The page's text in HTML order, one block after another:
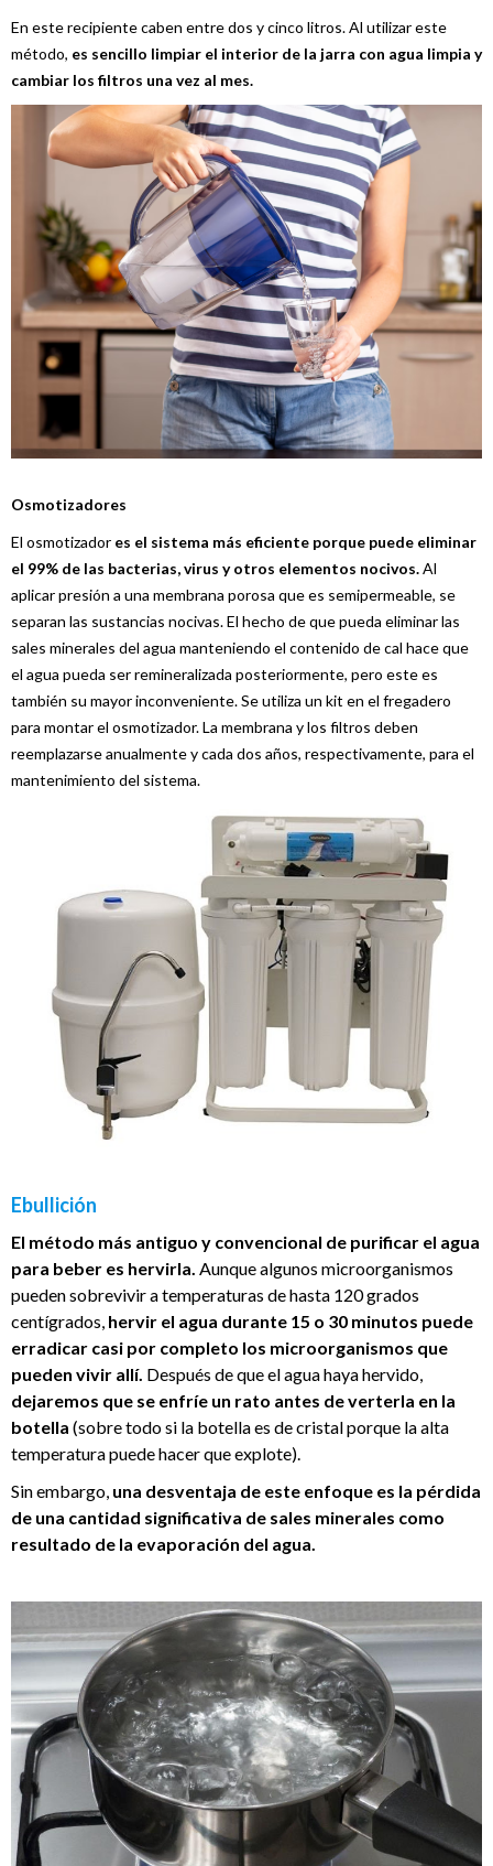
En este recipiente caben entre dos y cinco litros. Al utilizar este
método, es sencillo limpiar el interior de la jarra con agua limpia y
cambiar los filtros una vez al mes.
Osmotizadores
El osmotizador es el sistema más eficiente porque puede eliminar
el 99% de las bacterias, virus y otros elementos nocivos.Al
aplicar presión a una membrana porosa que es semipermeable, se
separan las sustancias nocivas. El hecho de que pueda eliminar las
sales minerales del agua manteniendo el contenido de cal hace que
el agua pueda ser remineralizada posteriormente, pero este es
también su mayor inconveniente. Se utiliza un kit en el fregadero
para montar el osmotizador. La membrana y los filtros deben
reemplazarse anualmente y cada dos años, respectivamente, para el
mantenimiento del sistema.
Ebullición
El método más antiguo y convencional de purificar el agua
para beber es hervirla. Aunque algunos microorganismos
pueden sobrevivir a temperaturas de hasta 120 grados
centígrados, hervir el agua durante 15 o 30 minutos puede
erradicar casi por completo los microorganismos que
pueden vivir allí. Después de que el agua haya hervido,
dejaremos que se enfríe un rato antes de verterla en la
botella (sobre todo si la botella es de cristal porque la alta
temperatura puede hacer que explote).
Sin embargo, una desventaja de este enfoque es la pérdida
de una cantidad significativa de sales minerales como
resultado de la evaporación del agua.